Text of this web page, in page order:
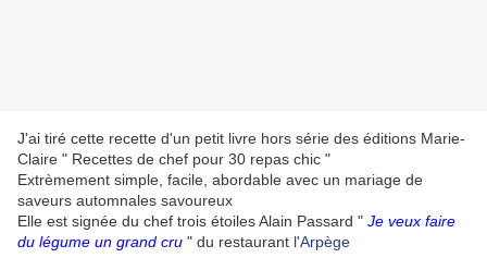
J'ai tiré cette recette d'un petit livre hors série des éditions Marie-
Claire " Recettes de chef pour 30 repas chic "
Extrèmement simple, facile, abordable avec un mariage de
saveurs automnales savoureux
Elle est signée du chef trois étoiles Alain Passard " Je veux faire
du légume un grand cru " du restaurant l'Arpège